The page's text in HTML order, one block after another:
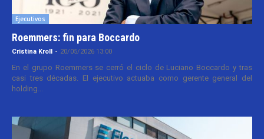
Ejecutivos
Roemmers: fin para Boccardo
Cristina Kroll - 20/05/2026 13:00
En el grupo Roemmers se cerró el ciclo de Luciano Boccardo y tras
casi tres décadas. El ejecutivo actuaba como gerente general del
holding...